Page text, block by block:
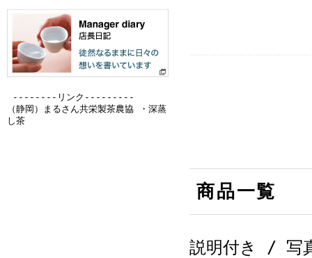
--------リンク---------
（静岡）
まるさん共栄製茶農協 ・深蒸
し茶
商品一覧
説明付き
/ 写